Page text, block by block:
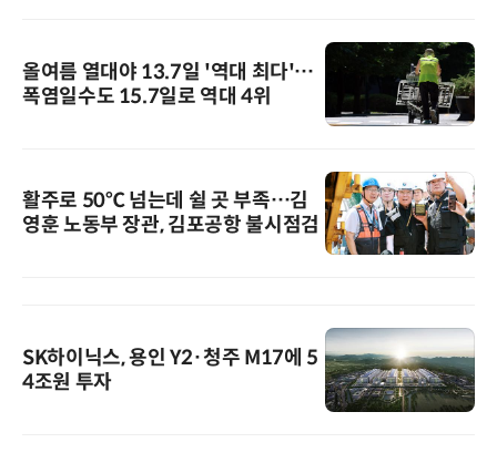
올여름 열대야 13.7일 '역대 최다'…
폭염일수도 15.7일로 역대 4위
활주로 50℃ 넘는데 쉴 곳 부족…김
영훈 노동부 장관, 김포공항 불시점검
SK하이닉스, 용인 Y2·청주 M17에 5
4조원 투자